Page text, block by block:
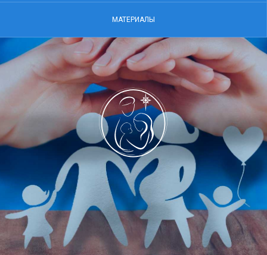
МАТЕРИАЛЫ